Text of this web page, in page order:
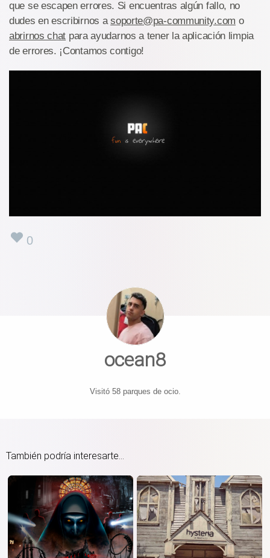
que se escapen errores. Si encuentras algún fallo, no
dudes en escribirnos asoporte@pa-community.com o
abrirnos chat para ayudarnos a tener la aplicación limpia
de errores. ¡Contamos contigo!
0
ocean8
Visitó 58 parques de ocio.
También podría interesarte...